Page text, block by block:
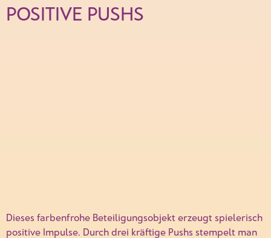
POSITIVE PUSHS
Dieses farben­frohe Beteiligungs­objekt erzeugt spielerisch
positive Impulse. Durch drei kräftige Pushs stempelt man